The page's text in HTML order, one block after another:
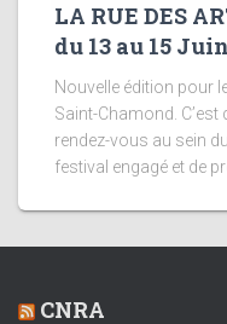
LA RUE DES
du 13 au 15
Nouvelle édition pour
Saint-Chamond.
rendez-vous au sein
festival engagé et de
CNRA